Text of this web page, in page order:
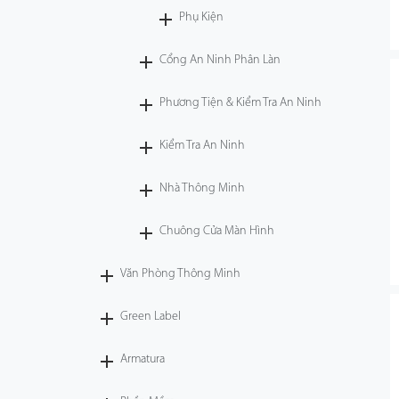
Phụ Kiện
Cổng An Ninh Phân Làn
Phương Tiện & Kiểm Tra An Ninh
Kiểm Tra An Ninh
Nhà Thông Minh
Chuông Cửa Màn Hình
Văn Phòng Thông Minh
Green Label
Armatura